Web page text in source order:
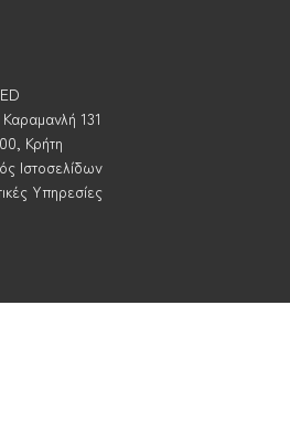
131
Κρήτη
Ιστοσελίδων
Υπηρεσίες